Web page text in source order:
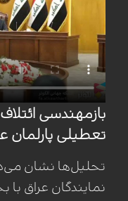
بازمهندسی
تعطیلی پارلمان
تحلیل‌ها نشان
نمایندگان عراق